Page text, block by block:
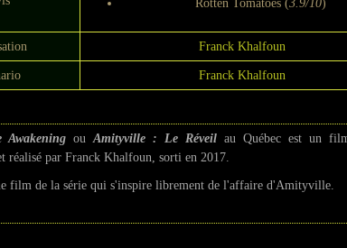
Rotten Tomatoes (3.9/10)
Franck Khalfoun
Franck Khalfoun
Awakening ouAmityville : Le Réveil au Québec est un
réalisé par Franck Khalfoun, sorti en 2017.
film de la série qui s'inspire librement de l'affaire d'Amityville.